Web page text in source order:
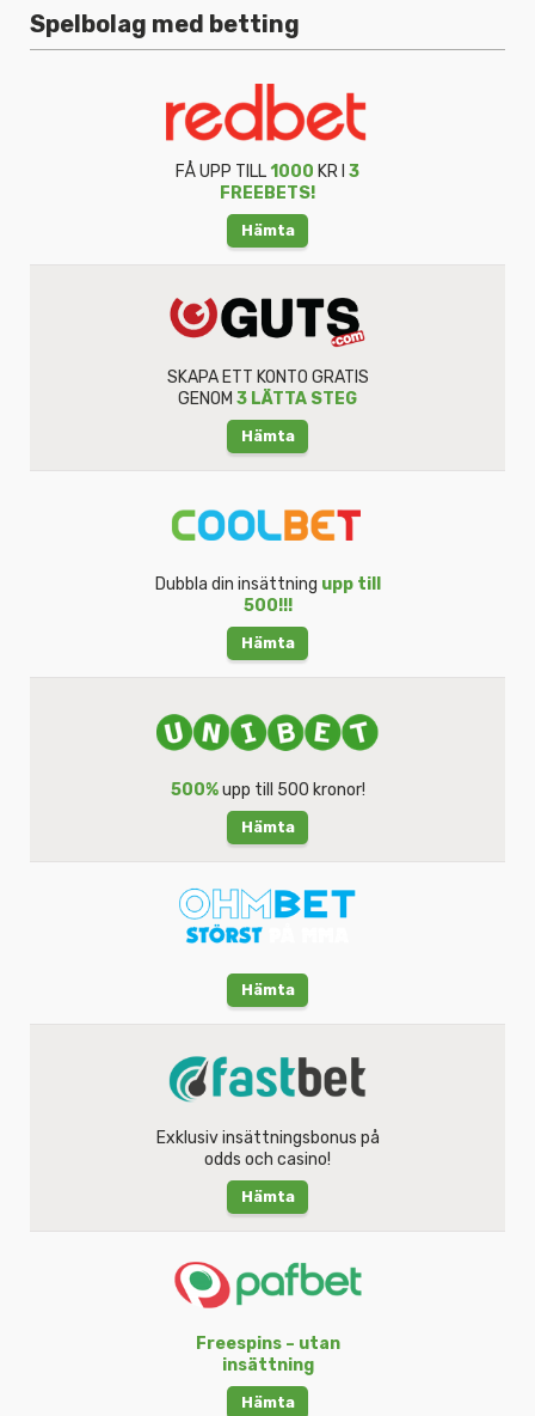
Spelbolag med betting
FÅ UPP TILL1000 KR I 3
FREEBETS!
Hämta
SKAPA ETT KONTO GRATIS
GENOM 3 LÄTTA STEG
Hämta
Dubbla din insättning upp till
500!!!
Hämta
500%upp till 500 kronor!
Hämta
Hämta
Exklusiv insättningsbonus på
odds och casino!
Hämta
Freespins – utan
insättning
Hämta